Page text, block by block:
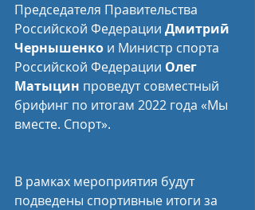
Председателя Правительства
Российской Федерации Дмитрий
Чернышенко и Министр спорта
Российской Федерации Олег
Матыцин проведут совместный
брифинг по итогам 2022 года «Мы
вместе. Спорт».
В рамках мероприятия будут
подведены спортивные итоги за